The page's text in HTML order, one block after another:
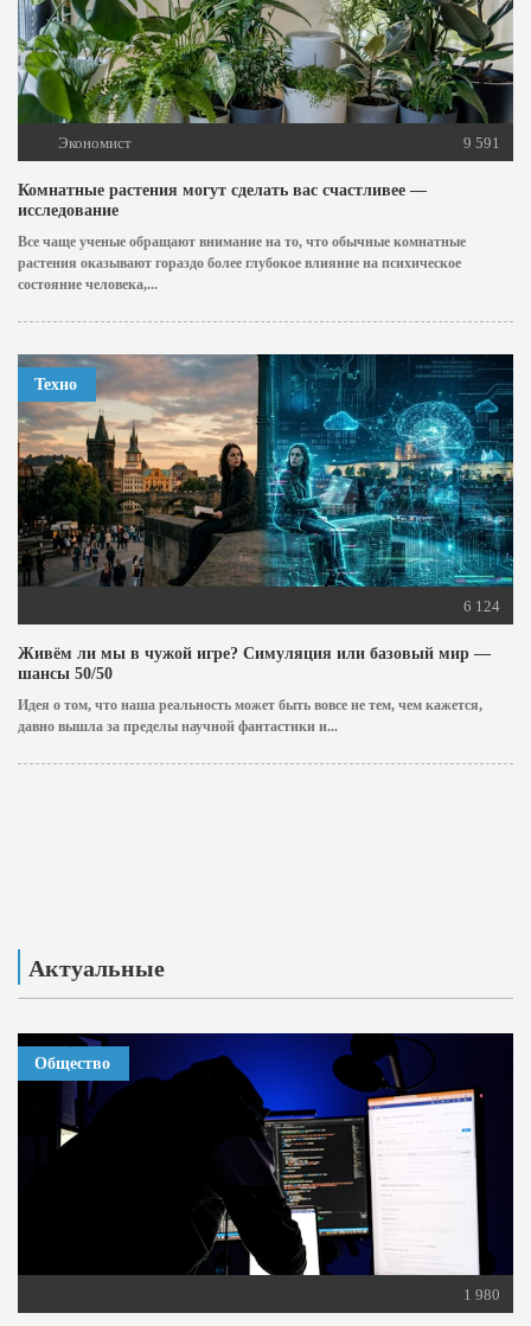
Экономист 9 591
Комнатные растения могут сделать вас счастливее —
исследование
Все чаще ученые обращают внимание на то, что обычные комнатные
растения оказывают гораздо более глубокое влияние на психическое
состояние человека,...
Техно
6 124
Живём ли мы в чужой игре? Симуляция или базовый мир —
шансы 50/50
Идея о том, что наша реальность может быть вовсе не тем, чем кажется,
давно вышла за пределы научной фантастики и...
Актуальные
Общество
1 980